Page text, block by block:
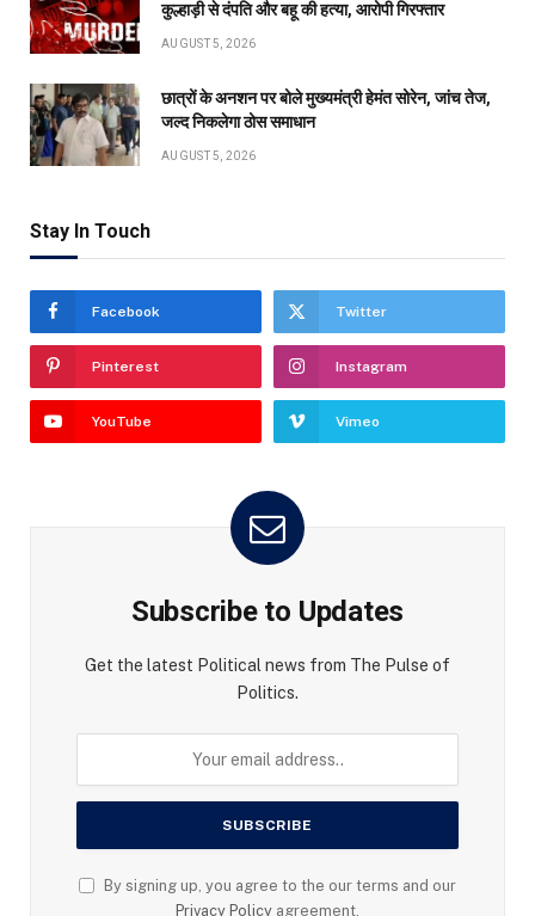
कुल्हाड़ी से दंपति और बहू की हत्या, आरोपी गिरफ्तार
AUGUST 5, 2026
छात्रों के अनशन पर बोले मुख्यमंत्री हेमंत सोरेन, जांच तेज,
जल्द निकलेगा ठोस समाधान
AUGUST 5, 2026
Stay In Touch
Facebook Twitter
Pinterest Instagram
YouTube Vimeo
Subscribe to Updates
Get the latest Political news from The Pulse of
Politics.
By signing up, you agree to the our terms and our
Privacy Policy agreement.